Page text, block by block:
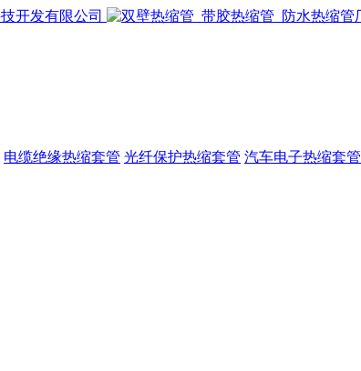
电缆绝缘热缩套管 光纤保护热缩套管 汽车电子热缩套管